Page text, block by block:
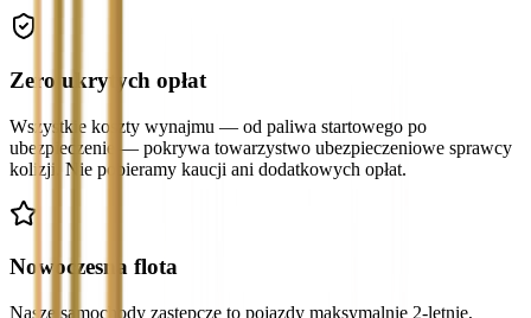
Zero ukrytych opłat
Wszystkie koszty wynajmu — od paliwa startowego po
ubezpieczenie — pokrywa towarzystwo ubezpieczeniowe sprawcy
kolizji. Nie pobieramy kaucji ani dodatkowych opłat.
Nowoczesna flota
Nasze samochody zastępcze to pojazdy maksymalnie 2-letnie,